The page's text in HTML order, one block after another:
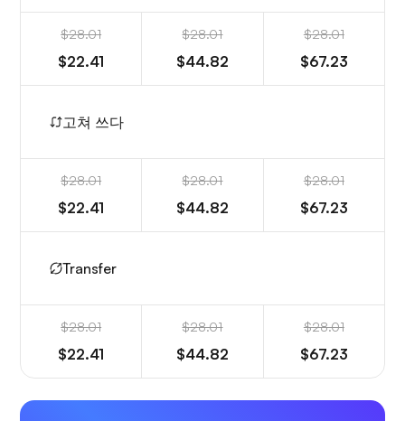
$28.01
$22.41
$28.01
$44.82
$28.01
$67.23
고쳐 쓰다
$28.01
$22.41
$28.01
$44.82
$28.01
$67.23
Transfer
$28.01
$22.41
$28.01
$44.82
$28.01
$67.23